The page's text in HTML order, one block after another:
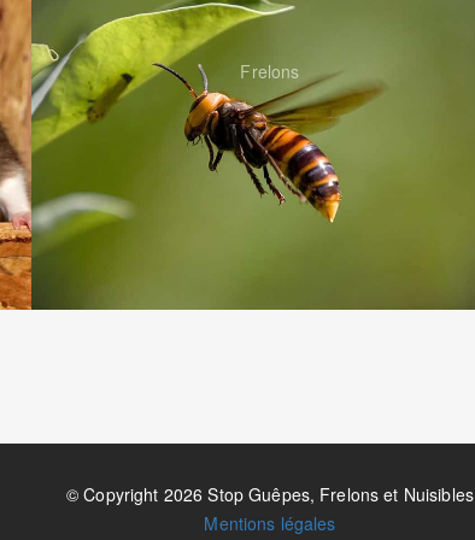
Frelons
© Copyright 2026 Stop Guêpes, Frelons et Nuisibles
Mentions légales